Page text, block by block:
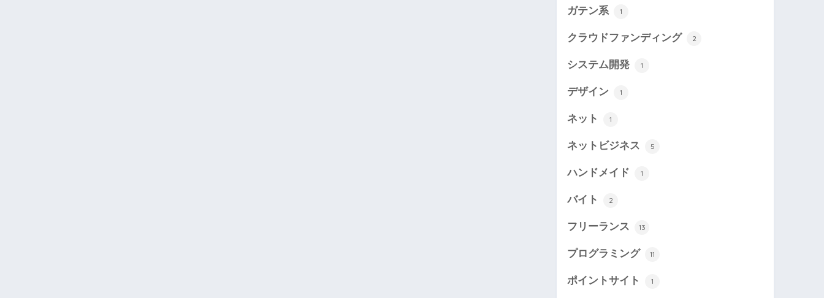
ガテン系 1
クラウドファンディング 2
システム開発 1
デザイン 1
ネット 1
ネットビジネス 5
ハンドメイド 1
バイト 2
フリーランス 13
プログラミング 11
ポイントサイト 1